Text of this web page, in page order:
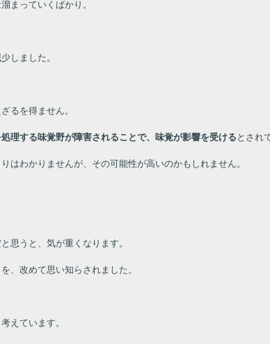
まっていくばかり。
しました。
るを得ません。
理する味覚野が障害されることで、味覚が影響を受ける とされ
はわかりませんが、その可能性が高いのかもしれません。
思うと、気が重くなります。
、改めて思い知らされました。
えています。